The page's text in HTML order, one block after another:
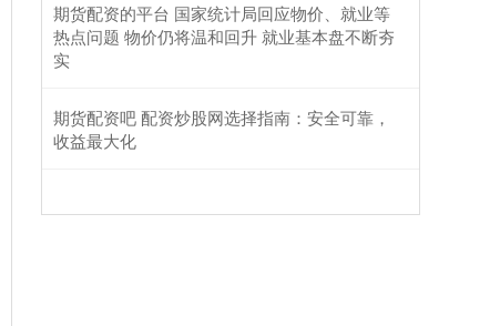
期货配资的平台 国家统计局回应物价、就业等
热点问题 物价仍将温和回升 就业基本盘不断夯
实
期货配资吧 配资炒股网选择指南：安全可靠，
收益最大化